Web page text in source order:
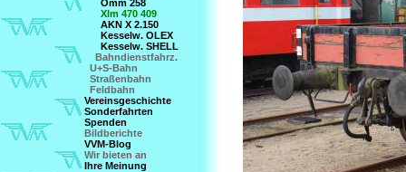
Omm 258
Xlm 470 409
AKN X 2.150
Kesselw. OLEX
Kesselw. SHELL
Bahndienstfahrz.
U+S-Bahn
Straßenbahn
Feldbahn
Vereinsgeschichte
Sonderfahrten
Spenden
Bildberichte
VVM-Blog
Wir bieten an
Ihre Meinung